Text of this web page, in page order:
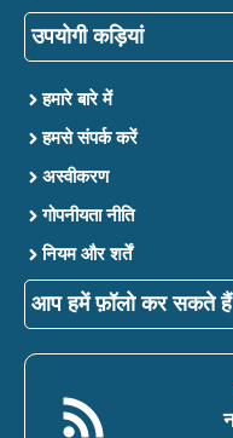
उपयोगी कड़ियां
हमारे बारे में
हमसे संपर्क करें
अस्वीकरण
गोपनीयता नीति
नियम और शर्तें
आप हमें फ़ॉलो कर सकते हैं